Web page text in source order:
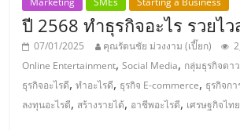
ลงทุน
น้อย
ปี 2568 ทำธุรกิจอะไร รวยไว
07/01/2025 คุณรัตนชัย ม่วงงาม (เปี๊ยก)
Online Entertainment,Social Media, กลุ่มธุรกิจดา
ธุรกิจอะไรดี,ทำอะไรดี, ธุรกิจ E-commerce, ธุรกิจก
ลงทุนอะไรดี, สร้างรายได้, อาชีพอะไรดี, เศรษฐกิจไทย